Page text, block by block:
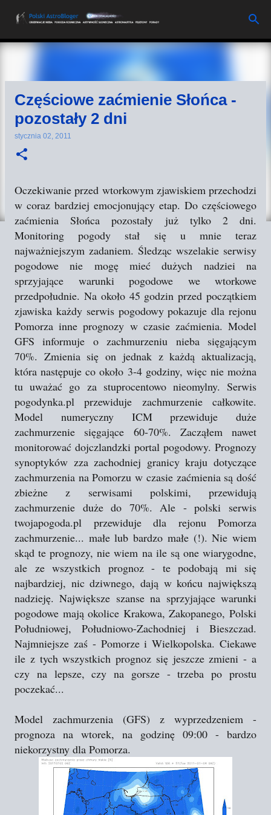
Przejdź do głównej zawartości
Częściowe zaćmienie Słońca -
pozostały 2 dni
stycznia 02, 2011
Oczekiwanie przed wtorkowym zjawiskiem przechodzi
w coraz bardziej emocjonujący etap. Do częściowego
zaćmienia Słońca pozostały już tylko 2 dni.
Monitoring pogody stał się u mnie teraz
najważniejszym zadaniem. Śledząc wszelakie serwisy
pogodowe nie mogę mieć dużych nadziei na
sprzyjające warunki pogodowe we wtorkowe
przedpołudnie. Na około 45 godzin przed początkiem
zjawiska każdy serwis pogodowy pokazuje dla rejonu
Pomorza inne prognozy w czasie zaćmienia. Model
GFS informuje o zachmurzeniu nieba sięgającym
70%. Zmienia się on jednak z każdą aktualizacją,
która następuje co około 3-4 godziny, więc nie można
tu uważać go za stuprocentowo nieomylny. Serwis
pogodynka.pl przewiduje zachmurzenie całkowite.
Model numeryczny ICM przewiduje duże
zachmurzenie sięgające 60-70%. Zacząłem nawet
monitorować dojczlandzki portal pogodowy. Prognozy
synoptyków zza zachodniej granicy kraju dotyczące
zachmurzenia na Pomorzu w czasie zaćmienia są dość
zbieżne z serwisami polskimi, przewidują
zachmurzenie duże do 70%. Ale - polski serwis
twojapogoda.pl przewiduje dla rejonu Pomorza
zachmurzenie... małe lub bardzo małe (!). Nie wiem
skąd te prognozy, nie wiem na ile są one wiarygodne,
ale ze wszystkich prognoz - te podobają mi się
najbardziej, nic dziwnego, dają w końcu największą
nadzieję. Największe szanse na sprzyjające warunki
pogodowe mają okolice Krakowa, Zakopanego, Polski
Południowej, Południowo-Zachodniej i Bieszczad.
Najmniejsze zaś - Pomorze i Wielkopolska. Ciekawe
ile z tych wszystkich prognoz się jeszcze zmieni - a
czy na lepsze, czy na gorsze - trzeba po prostu
poczekać...
Model zachmurzenia (GFS) z wyprzedzeniem -
prognoza na wtorek, na godzinę 09:00 - bardzo
niekorzystny dla Pomorza.